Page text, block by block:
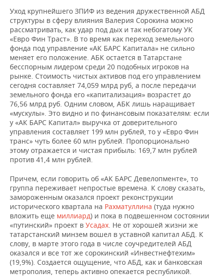
Уход крупнейшего ЗПИФ из ведения дружественной АБД
структуры в сферу влияния Валерия Сорокина можно
рассматривать, как удар под дых и так небогатому УК
«Евро Фин Траст». В то время как переход земельного
фонда под управление «АК БАРС Капитала» не сильно
меняет его положение. АБК остается в Татарстане
бесспорным лидером среди 20 подобных игроков на
рынке. Стоимость чистых активов под его управлением
сегодня составляет 74,059 млрд руб, а после передачи
земельного фонда его «капитализация» возрастет до
76,56 млрд руб. Одним словом, АБК лишь наращивает
«мускулы». Это видно и по финансовым показателям: если
у «АК БАРС Капитал» выручка от доверительного
управления составляет 199 млн рублей, то у «Евро Фин
транс» чуть более 60 млн рублей. Пропорционально
этому отражается и чистая прибыль: 169,7 млн рублей
против 41,4 млн рублей.
Причем, если говорить об «АК БАРС Девелопменте», то
группа переживает непростые времена. К слову сказать,
замороженным оказался проект реконструкции
исторического квартала на Рахматуллина (туда нужно
вложить еще миллиард) и пока в подвешенном состоянии
«путинский» проект в Усадах. Не от хорошей жизни же
татарстанский минзем вошел в уставной капитал АБД. К
слову, в марте этого года в числе соучредителей АБД
оказался и все тот же сорокинский «Инвестнефтехим»
(19,9%). Создается ощущение, что АБД, как и банковская
метрополия, теперь активно опекается республикой.